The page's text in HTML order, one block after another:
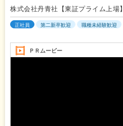
株式会社丹青社【東証プライム上場】
正社員 第二新卒歓迎 職種未経験歓迎
ＰＲムービー